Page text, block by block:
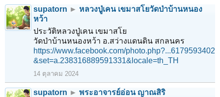
supatorn ► หลวงปู่เคน เขมาสโยวัดป่าบ้านหนอง
หว้า
ประวัติหลวงปู่เคน เขมาสโย
วัดป่าบ้านหนองหว้า อ.สว่างแดนดิน สกลนคร
https://www.facebook.com/photo.php?...6179593402
&set=a.238316889591331&locale=th_TH
14 ตุลาคม 2024
supatorn ► พระอาจารย์อ่อน ญาณสิริ